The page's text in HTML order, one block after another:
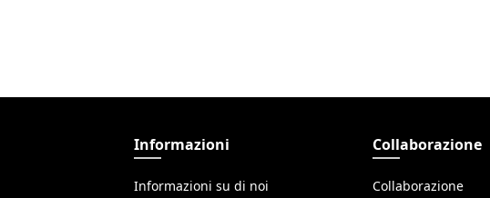
Informazioni
Informazioni su di noi
Collaborazione
Collaborazione